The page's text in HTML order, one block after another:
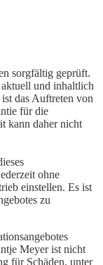
sorgfältig geprüft.
und inhaltlich
das Auftreten von
für die
kann daher nicht
ohne
einstellen. Es ist
zu
Meyer ist nicht
für Schäden, unter